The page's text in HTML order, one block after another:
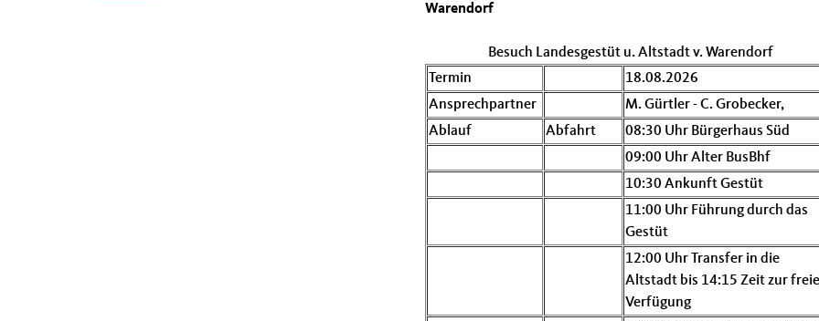
Warendorf
Besuch Landesgestüt u. Altstadt v. Warendorf
Termin
18.08.2026
Ansprechpartner
M. Gürtler - C. Grobecker,
Ablauf
Abfahrt
08:30 Uhr Bürgerhaus Süd
09:00 Uhr Alter BusBhf
10:30 Ankunft Gestüt
11:00 Uhr Führung durch das
Gestüt
12:00 Uhr Transfer in die
Altstadt bis 14:15 Zeit zur
Verfügung